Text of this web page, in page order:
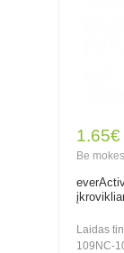
1.65€
Be
Laidas
109NC-